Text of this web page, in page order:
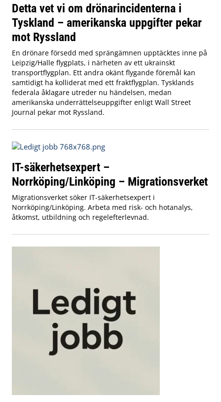
Detta vet vi om drönarincidenterna i
Tyskland – amerikanska uppgifter pekar
mot Ryssland
En drönare försedd med sprängämnen upptäcktes inne på
Leipzig/Halle flygplats, i närheten av ett ukrainskt
transportflygplan. Ett andra okänt flygande föremål kan
samtidigt ha kolliderat med ett fraktflygplan. Tysklands
federala åklagare utreder nu händelsen, medan
amerikanska underrättelseuppgifter enligt Wall Street
Journal pekar mot Ryssland.
IT-säkerhetsexpert –
Norrköping/Linköping – Migrationsverket
Migrationsverket söker IT-säkerhetsexpert i
Norrköping/Linköping. Arbeta med risk- och hotanalys,
åtkomst, utbildning och regelefterlevnad.